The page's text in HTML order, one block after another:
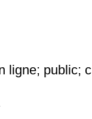
ligne; public;